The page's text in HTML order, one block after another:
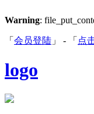
Warning:
「 会员登陆 」 - 「 点
logo